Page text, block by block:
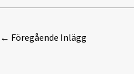
← Föregående Inlägg